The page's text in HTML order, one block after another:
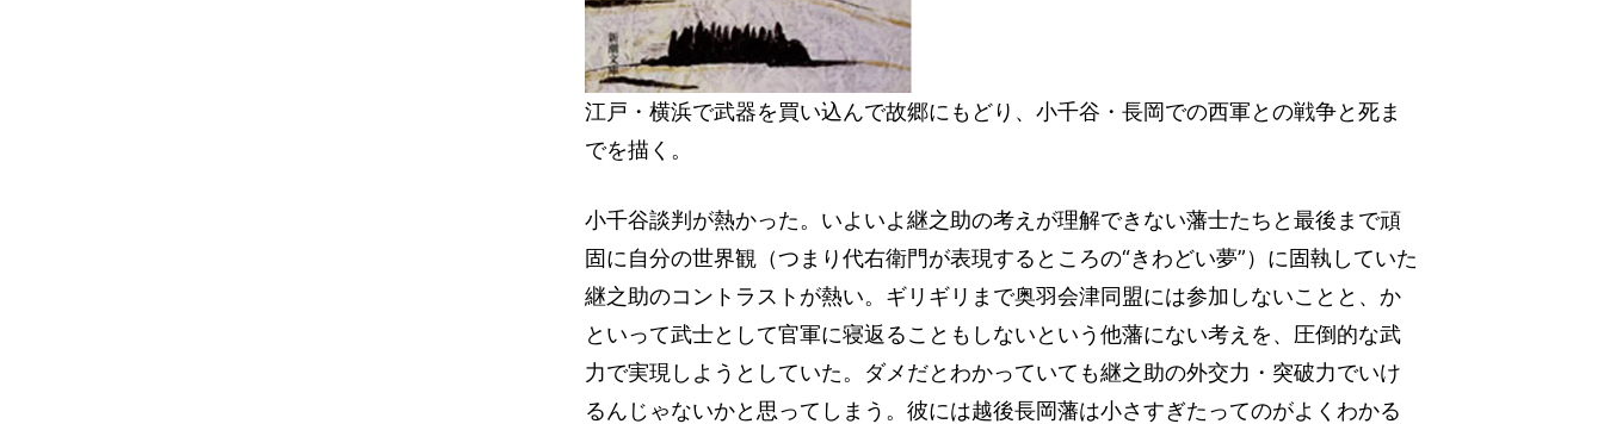
江戸・横浜で武器を買い込んで故郷にもどり、小千谷・長岡での西軍との戦争と死ま
でを描く。
小千谷談判が熱かった。いよいよ継之助の考えが理解できない藩士たちと最後まで頑
固に自分の世界観（つまり代右衛門が表現するところの“きわどい夢”）に固執していた
継之助のコントラストが熱い。ギリギリまで奥羽会津同盟には参加しないことと、か
といって武士として官軍に寝返ることもしないという他藩にない考えを、圧倒的な武
力で実現しようとしていた。ダメだとわかっていても継之助の外交力・突破力でいけ
るんじゃないかと思ってしまう。彼には越後長岡藩は小さすぎたってのがよくわかる